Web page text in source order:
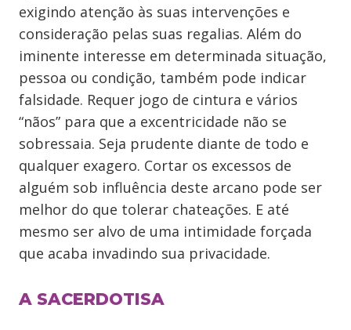
exigindo atenção às suas intervenções e
consideração pelas suas regalias. Além do
iminente interesse em determinada situação,
pessoa ou condição, também pode indicar
falsidade. Requer jogo de cintura e vários
“nãos” para que a excentricidade não se
sobressaia. Seja prudente diante de todo e
qualquer exagero. Cortar os excessos de
alguém sob influência deste arcano pode ser
melhor do que tolerar chateações. E até
mesmo ser alvo de uma intimidade forçada
que acaba invadindo sua privacidade.
A SACERDOTISA